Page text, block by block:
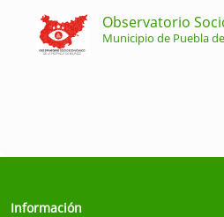
Observatorio
Municipio de Puebla
Información